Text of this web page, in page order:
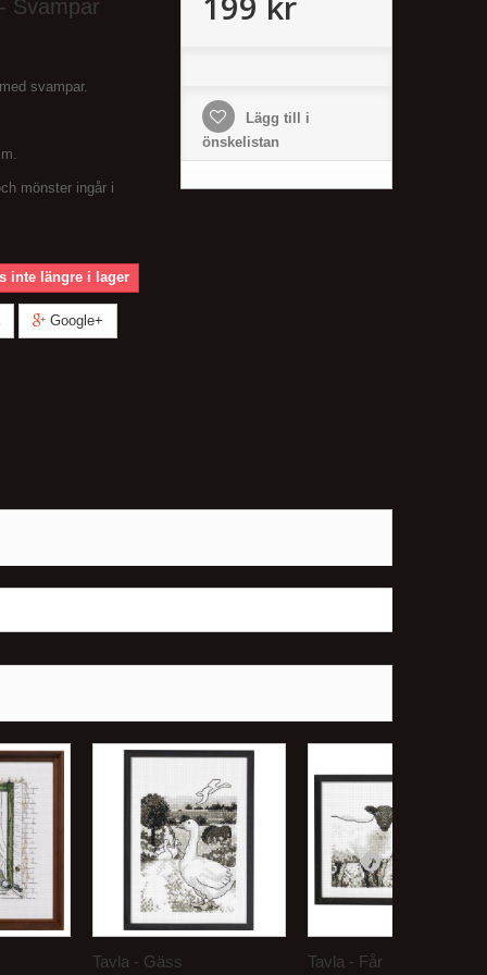
Svampar
svampar.
mönster ingår i
inte längre i lager
Google+
Lägg till i
önskelistan
Tavla - Gäss Tavla - Får